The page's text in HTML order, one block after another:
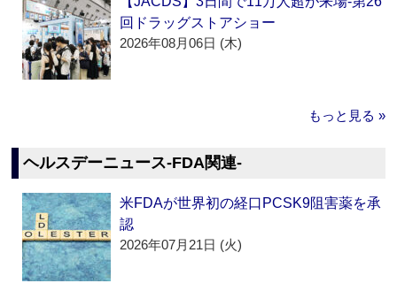
回ドラッグストアショー
2026年08月06日 (木)
もっと見る »
ヘルスデーニュース‐FDA関連‐
米FDAが世界初の経口PCSK9阻害薬を承
認
2026年07月21日 (火)